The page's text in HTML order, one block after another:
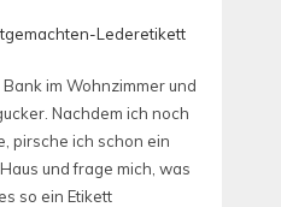
im Wohnzimmer und
Nachdem ich noch
pirsche ich schon ein
und frage mich, was
so ein Etikett